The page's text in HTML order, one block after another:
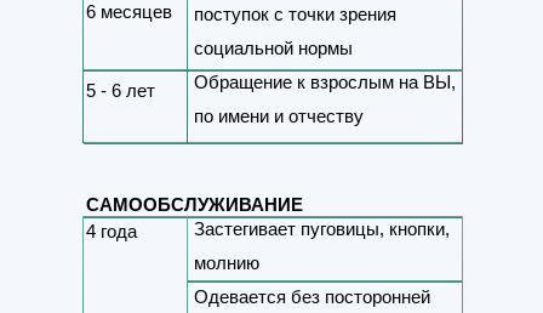
5 - 6 лет
6 месяцев
поступок с точки зрения
социальной нормы
Обращение к взрослым на ВЫ,
по имени и отчеству
САМООБСЛУЖИВАНИЕ
4 года
Застегивает пуговицы, кнопки,
молнию
Одевается без посторонней